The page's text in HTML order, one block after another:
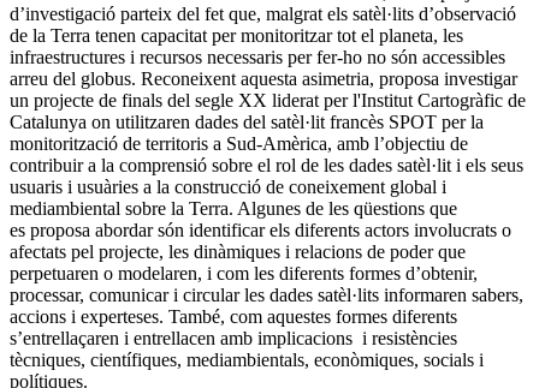
d’investigació parteix del fet que, malgrat els satèl·lits d’observació
de la Terra tenen capacitat per monitoritzar tot el planeta, les
infraestructures i recursos necessaris per fer-ho no són accessibles
arreu del globus. Reconeixent aquesta asimetria, proposa investigar
un projecte de finals del segle XX liderat per l'Institut Cartogràfic de
Catalunya on utilitzaren dades del satèl·lit francès SPOT per la
monitorització de territoris a Sud-Amèrica, amb l’objectiu de
contribuir a la comprensió sobre el rol de les dades satèl·lit i els seus
usuaris i usuàries a la construcció de coneixement global i
mediambiental sobre la Terra. Algunes de les qüestions que
es proposa abordar són identificar els diferents actors involucrats o
afectats pel projecte, les dinàmiques i relacions de poder que
perpetuaren o modelaren, i com les diferents formes d’obtenir,
processar, comunicar i circular les dades satèl·lits informaren sabers,
accions i experteses. També, com aquestes formes diferents
s’entrellaçaren i entrellacen amb implicacions i resistències
tècniques, científiques, mediambientals, econòmiques, socials i
polítiques.